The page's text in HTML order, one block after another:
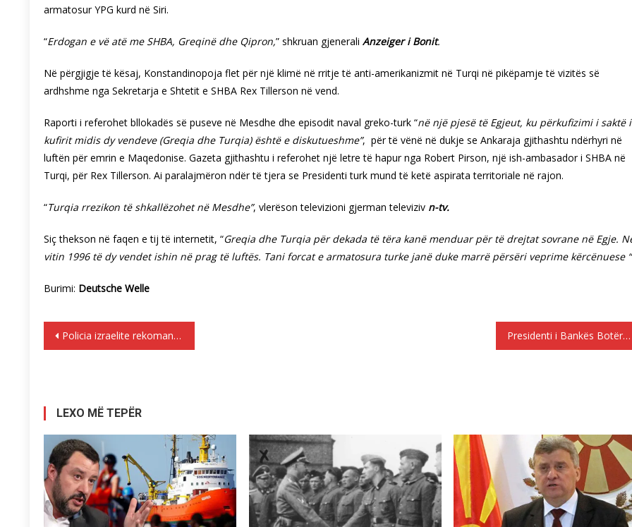
armatosur YPG kurd në Siri.
“Erdogan e vë atë me SHBA, Greqinë dhe Qipron,” shkruan gjenerali Anzeiger i Bonit.
Në përgjigje të kësaj, Konstandinopoja flet për një klimë në rritje të anti-amerikanizmit në Turqi në pikëpamje të vizitës së
ardhshme nga Sekretarja e Shtetit e SHBA Rex Tillerson në vend.
Raporti i referohet bllokadës së puseve në Mesdhe dhe episodit naval greko-turk “në një pjesë të Egjeut, ku përkufizimi i saktë i
kufirit midis dy vendeve (Greqia dhe Turqia) është e diskutueshme”, për të vënë në dukje se Ankaraja gjithashtu ndërhyri në
luftën për emrin e Maqedonise. Gazeta gjithashtu i referohet një letre të hapur nga Robert Pirson, një ish-ambasador i SHBA në
Turqi, për Rex Tillerson. Ai paralajmëron ndër të tjera se Presidenti turk mund të ketë aspirata territoriale në rajon.
“Turqia rrezikon të shkallëzohet në Mesdhe”, vlerëson televizioni gjerman televiziv n-tv.
Siç thekson në faqen e tij të internetit, “Greqia dhe Turqia për dekada të tëra kanë menduar për të drejtat sovrane në Egje.
vitin 1996 të dy vendet ishin në prag të luftës. Tani forcat e armatosura turke janë duke marrë përsëri veprime kërcënuese
Burimi: Deutsche Welle
Lëvizje
Policia izraelite rekomandon hetimin e Netanyahut për dy raste korrupsioni Presidenti i Bankës Botërore: 150 milionë njerëz do të humbasin vendet e punës
LEXO MË TEPËR